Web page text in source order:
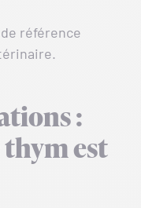
référence
:
thym est